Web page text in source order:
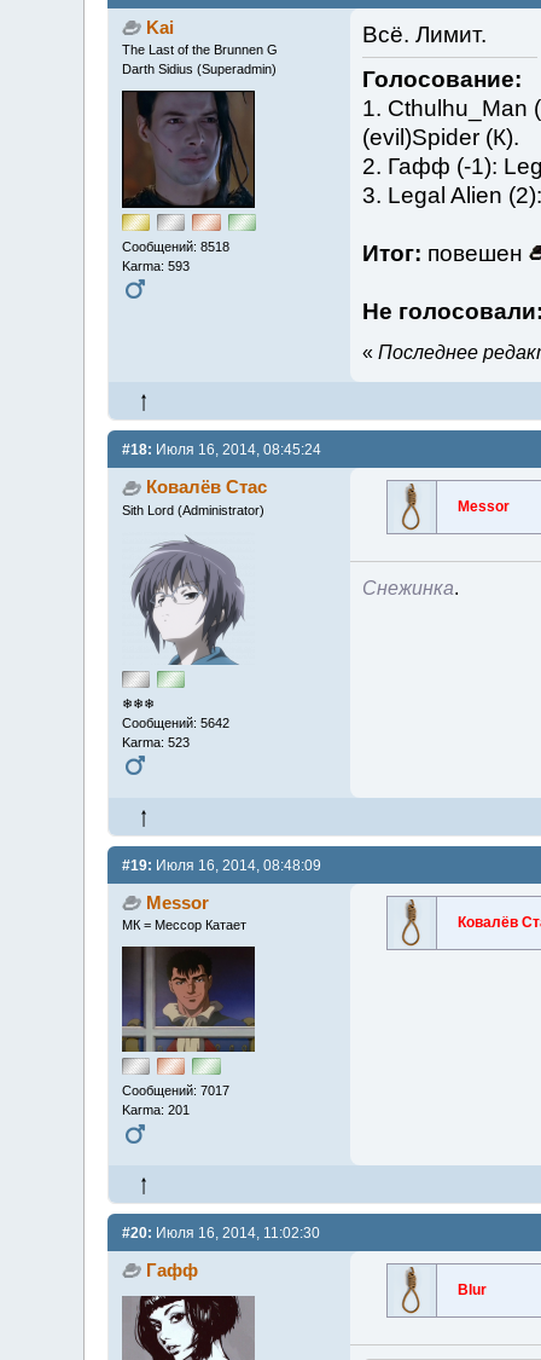
Kai
The Last of the Brunnen G
Darth Sidius (Superadmin)
Сообщений: 8518
Karma: 593
Всё. Лимит.
Голосование:
1. Cthulhu_Man
(evil)Spider (К).
2. Гафф (-1):
3. Legal Alien
Итог: повешен
Не
« Последнее
#18: Июля 16, 2014, 08:45:24
Ковалёв Стас
Sith Lord (Administrator)
❄❄❄
Сообщений: 5642
Karma: 523
Messor
Снежинка.
#19: Июля 16, 2014, 08:48:09
Messor
МК = Мессор Катает
Сообщений: 7017
Karma: 201
Ковалёв
#20: Июля 16, 2014, 11:02:30
Гафф
Blur